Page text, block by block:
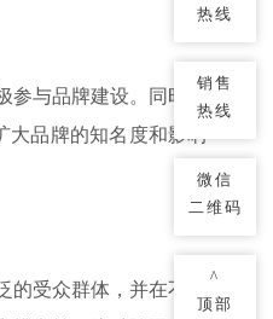
参与品牌建设。同时，
大品牌的知名度和影响
受众群体，并在不同
热线
销售
热线
微信
二维码
^
顶部